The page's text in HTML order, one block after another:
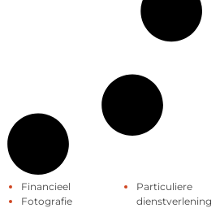
Financieel
Fotografie
Particuliere
dienstverlening